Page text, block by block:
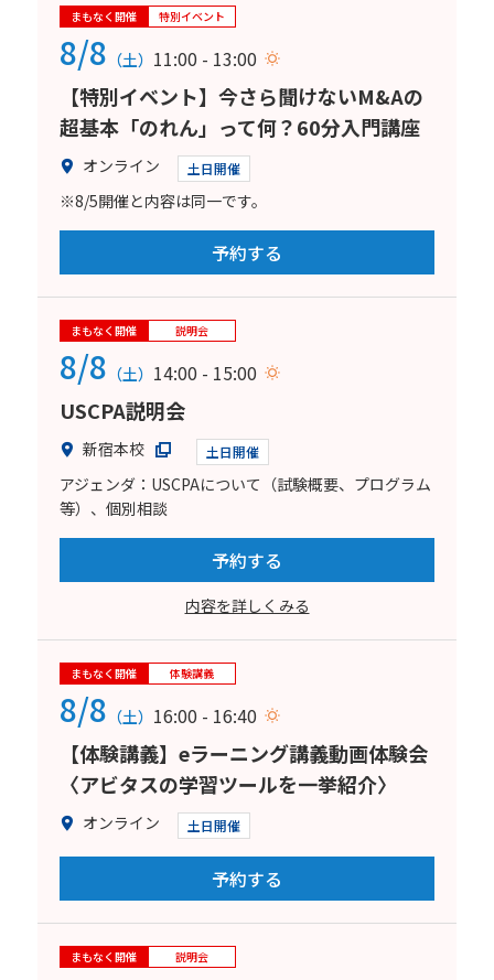
まもなく開催 特別イベント
8/8 （土） 11:00 - 13:00
【特別イベント】今さら聞けないM&Aの
超基本「のれん」って何？60分入門講座
オンライン 土日開催
※8/5開催と内容は同一です。
予約する
まもなく開催 説明会
8/8 （土） 14:00 - 15:00
USCPA説明会
新宿本校 土日開催
アジェンダ：USCPAについて（試験概要、プログラム
等）、個別相談
予約する
内容を詳しくみる
まもなく開催 体験講義
8/8 （土） 16:00 - 16:40
【体験講義】eラーニング講義動画体験会
〈アビタスの学習ツールを一挙紹介〉
オンライン 土日開催
予約する
まもなく開催 説明会